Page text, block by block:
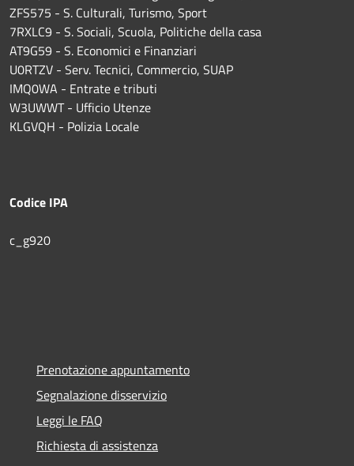
ZFS575 - S. Culturali, Turismo, Sport
7RXLC9 - S. Sociali, Scuola, Politiche della casa
AT9G59 - S. Economici e Finanziari
U0RTZV - Serv. Tecnici, Commercio, SUAP
IMQ0WA - Entrate e tributi
W3UWWT - Ufficio Utenze
KLGVQH - Polizia Locale
Codice IPA
c_g920
Prenotazione appuntamento
Segnalazione disservizio
Leggi le FAQ
Richiesta di assistenza